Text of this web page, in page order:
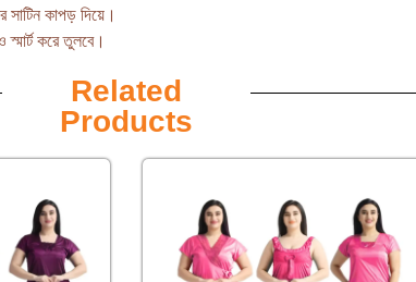
কাপড় দিয়ে।
করে তুলবে।
Related
Products